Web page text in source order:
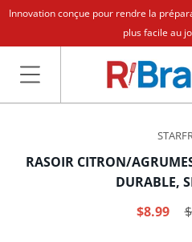
Innovation conçue pour rendre la
plus facile au
RASOIR CITRON/
DURABLE,
$8.99